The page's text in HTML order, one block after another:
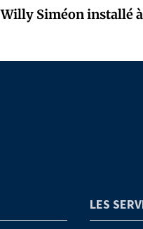
Willy Siméon installé
LES